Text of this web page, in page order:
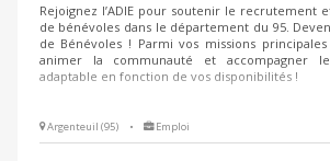
Rejoignez l’ADIE pour soutenir le recrutement
de bénévoles dans le département du 95.
de Bénévoles ! Parmi vos missions
animer la communauté et accompagner
adaptable en fonction de vos disponibilités !
Argenteuil (95) • Emploi